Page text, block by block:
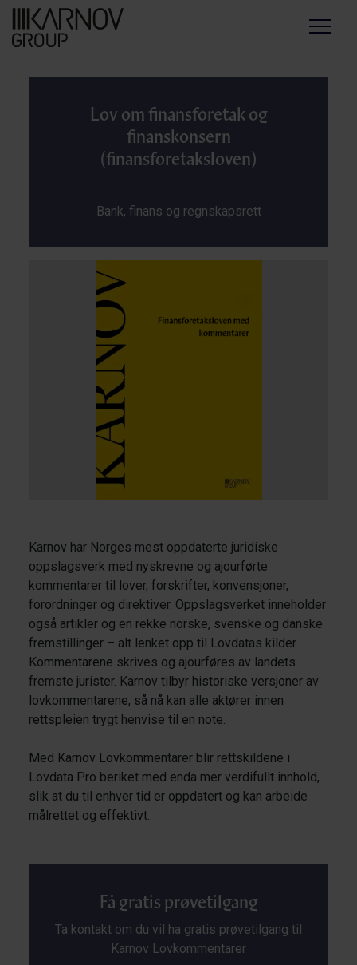
Menu
Lov om finansforetak og
finanskonsern
(finansforetaksloven)
Karnov har Norges mest oppdaterte juridiske
oppslagsverk med nyskrevne og ajourførte
kommentarer til lover, forskrifter, konvensjoner,
forordninger og direktiver. Oppslagsverket inneholder
også artikler og en rekke norske, svenske og danske
fremstillinger – alt lenket opp til Lovdatas kilder.
Kommentarene skrives og ajourføres av landets
fremste jurister. Karnov tilbyr historiske versjoner av
lovkommentarene, så nå kan alle aktører innen
rettspleien trygt henvise til en note.
Med Karnov Lovkommentarer blir rettskildene i
Lovdata Pro beriket med enda mer verdifullt innhold,
slik at du til enhver tid er oppdatert og kan arbeide
målrettet og effektivt.
Få gratis prøvetilgang
Ta kontakt om du vil ha gratis prøvetilgang til
Karnov Lovkommentarer